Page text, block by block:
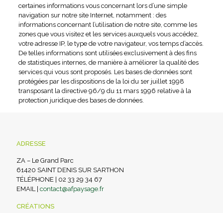
certaines informations vous concernant lors d’une simple
navigation sur notre site Internet, notamment : des
informations concernant l’utilisation de notre site, comme les
zones que vous visitez et les services auxquels vous accédez,
votre adresse IP, le type de votre navigateur, vos temps d’accès.
De telles informations sont utilisées exclusivement à des fins
de statistiques internes, de manière à améliorer la qualité des
services qui vous sont proposés. Les bases de données sont
protégées par les dispositions de la loi du 1er juillet 1998
transposant la directive 96/9 du 11 mars 1996 relative à la
protection juridique des bases de données.
ADRESSE
ZA – Le Grand Parc
61420 SAINT DENIS SUR SARTHON
TÉLÉPHONE | 02 33 29 34 67
EMAIL | contact@afpaysage.fr
CRÉATIONS